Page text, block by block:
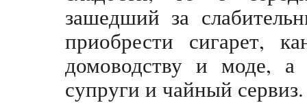
зашедший за
приобрести сигарет,
домоводству и моде,
супруги и чайный сервиз.